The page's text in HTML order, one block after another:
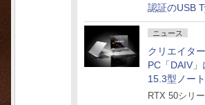
認証のUSB
ニュース
クリエイタ
PC「DAIV
15.3型ノート
RTX 50シリ